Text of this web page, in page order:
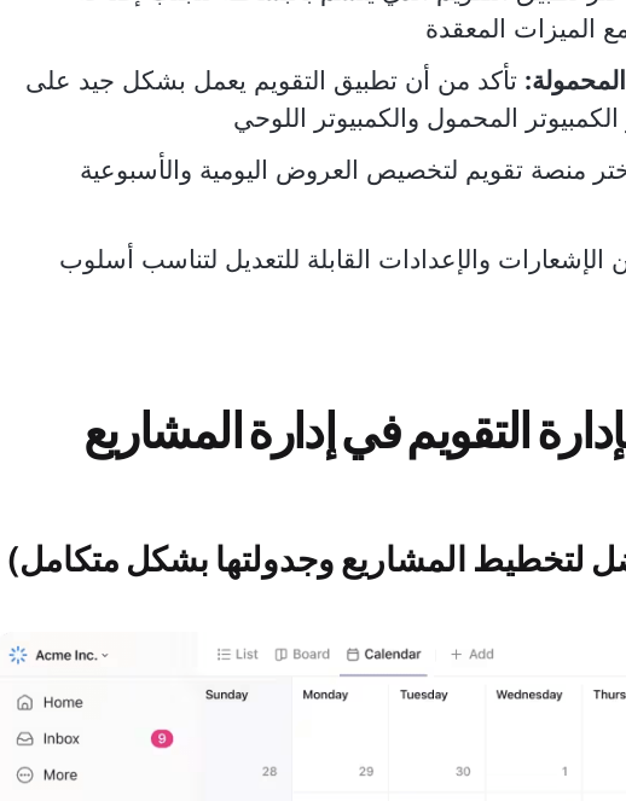
الميزات المعقدة
تأكد من أن تطبيق التقويم يعمل بشكل جيد على
المحمول والكمبيوتر اللوحي
منصة تقويم لتخصيص العروض اليومية والأسبوعية
والإعدادات القابلة للتعديل لتناسب أسلوب